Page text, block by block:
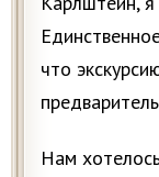
что
Нам